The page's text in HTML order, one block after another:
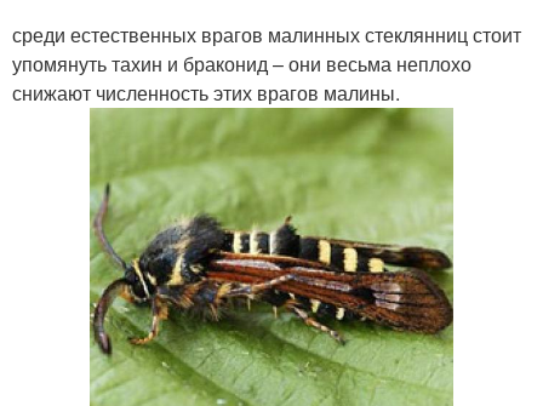
среди естественных врагов малинных стеклянниц стоит
упомянуть тахин и браконид – они весьма неплохо
снижают численность этих врагов малины.